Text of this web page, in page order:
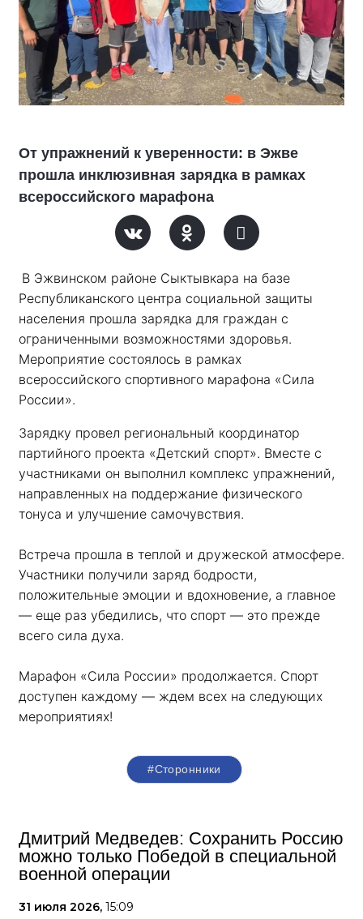
От упражнений к уверенности: в Эжве
прошла инклюзивная зарядка в рамках
всероссийского марафона
В Эжвинском районе Сыктывкара на базе
Республиканского центра социальной защиты
населения прошла зарядка для граждан с
ограниченными возможностями здоровья.
Мероприятие состоялось в рамках
всероссийского спортивного марафона «Сила
России».
Зарядку провел региональный координатор
партийного проекта «Детский спорт». Вместе с
участниками он выполнил комплекс упражнений,
направленных на поддержание физического
тонуса и улучшение самочувствия.
Встреча прошла в теплой и дружеской атмосфере.
Участники получили заряд бодрости,
положительные эмоции и вдохновение, а главное
— еще раз убедились, что спорт — это прежде
всего сила духа.
Марафон «Сила России» продолжается. Спорт
доступен каждому — ждем всех на следующих
мероприятиях!
#Сторонники
Дмитрий Медведев: Сохранить Россию
можно только Победой в специальной
военной операции
31 июля 2026, 15:09